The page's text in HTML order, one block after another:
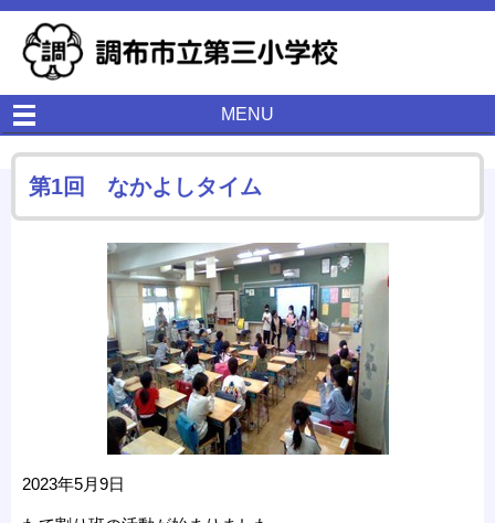
MENU
第1回 なかよしタイム
2023年5月9日